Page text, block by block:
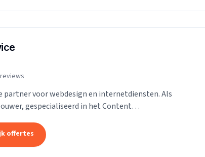
partner voor webdesign en internetdiensten. Als
gespecialiseerd in het Content
offertes